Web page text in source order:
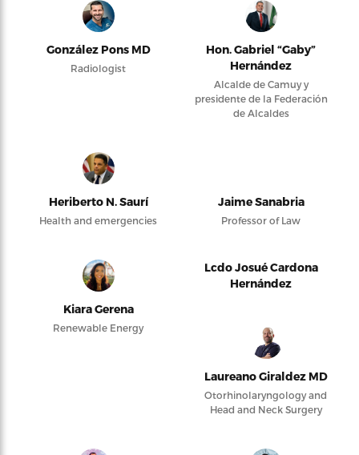
González Pons MD
Radiologist
Hon. Gabriel “Gaby”
Hernández
Alcalde de Camuy y
presidente de la Federación
de Alcaldes
Heriberto N. Saurí
Health and emergencies
Jaime Sanabria
Professor of Law
Kiara Gerena
Renewable Energy
Lcdo Josué Cardona
Hernández
Laureano Giraldez MD
Otorhinolaryngology and
Head and Neck Surgery